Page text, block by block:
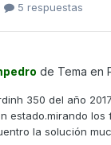
5 respuestas
de Tema en
350 del año
estado.mirando
la solución